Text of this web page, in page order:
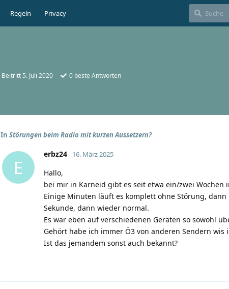
Regeln Privacy
Beitritt 5. Juli 2020 0 beste Antworten
In Störungen beim Radio mit kurzen Aussetzern?
E
erbz24 16. März 2025
Hallo,
bei mir in Karneid gibt es seit etwa ein/zwei Wochen
Einige Minuten läuft es komplett ohne Störung,
Sekunde, dann wieder normal.
Es war eben auf verschiedenen Geräten so sowohl
Gehört habe ich immer Ö3 von anderen Sendern wis
Ist das jemandem sonst auch bekannt?